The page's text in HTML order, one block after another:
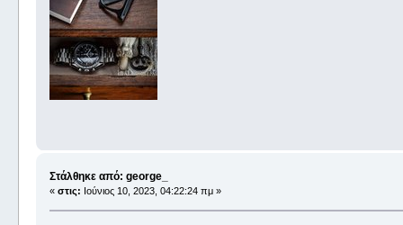
Στάλθηκε από: george_
« στις: Ιούνιος 10, 2023, 04:22:24 πμ »